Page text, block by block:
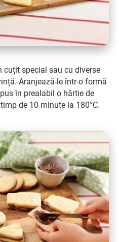
cuțit special sau cu diverse
Aranjează-le într-o formă
în prealabil o hârtie de
de 10 minute la 180°C.